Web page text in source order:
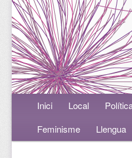
Menú principalAneu al contingut
Aneu al contingut
Inici Local
Feminisme
Llengua